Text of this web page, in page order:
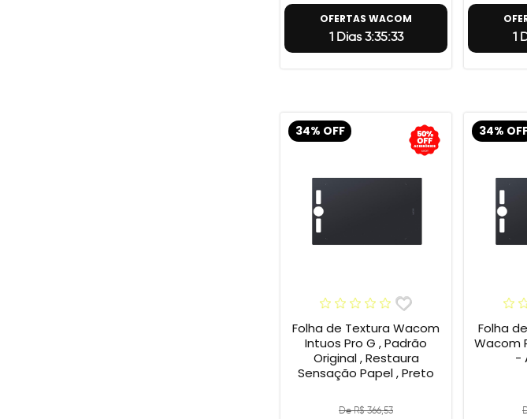
OFERTAS WACOM
1 Dias 3:35:32 1
34% OFF
Folha de Textura Wacom
Intuos Pro G , Padrão
Original , Restaura
Sensação Papel , Preto
De R$ 366,53
34%
Folha
Wacom
-